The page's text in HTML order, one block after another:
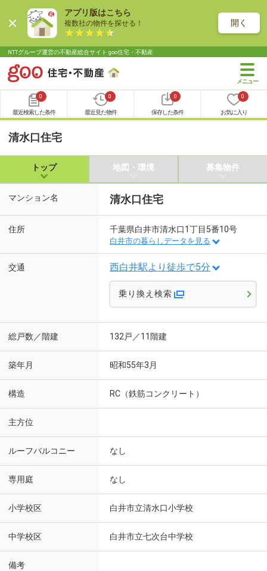
アプリ版はこちら
複数社の物件を探せる！ 開く
NTTグループ運営の不動産総合サイト goo住宅・不動産
0
最近検索した条件
0
最近見た物件
0
保存した条件
0
お気に入り
清水口住宅
トップ 地図・環境 募集物件
マンション名 清水口住宅
住所 千葉県白井市清水口1丁目5番10号
白井市の暮らしデータを見る
交通 西白井駅より徒歩で5分
乗り換え検索
総戸数／階建 132戸／11階建
築年月 昭和55年3月
構造 RC（鉄筋コンクリート）
主方位
ルーフバルコニー なし
専用庭 なし
小学校区 白井市立清水口小学校
中学校区 白井市立七次台中学校
備考